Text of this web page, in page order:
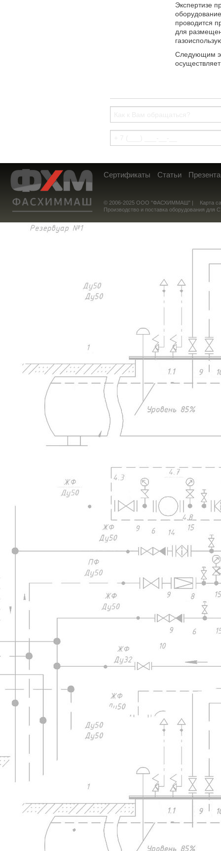
Экспертизе
проводится
для
Следующим
Сертификаты Статьи
© 2006-2025 ООО "ФАСХИММАШ" |
Карта
Производство и поставка оборудования для